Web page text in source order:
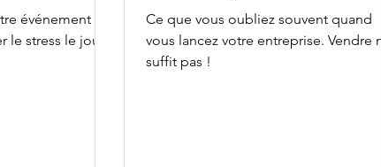
événement
stress le jour J
Ce que vous oubliez souvent quand
vous lancez votre entreprise. Vendre
suffit pas !